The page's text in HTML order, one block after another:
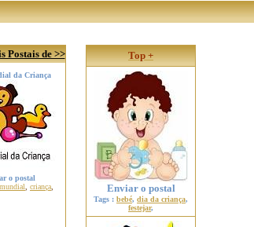
Postais de >>
da Criança
o postal
mundial criança
Top +
Enviar o postal
Tags : bebé, dia da criança,
festejar,